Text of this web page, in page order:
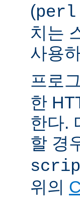
(perl
치는
사용
프로
한
한다.
할 경
위의